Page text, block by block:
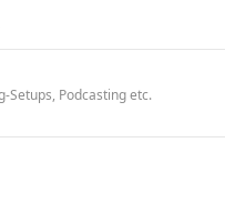
Setups, Podcasting etc.